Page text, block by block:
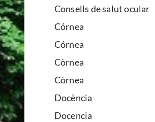
Consells de salut ocular
Córnea
Córnea
Còrnea
Còrnea
Docència
Docencia